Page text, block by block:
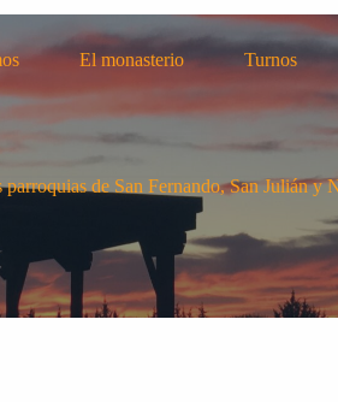
El monasterio Turnos
de San Fernando, San Julián y